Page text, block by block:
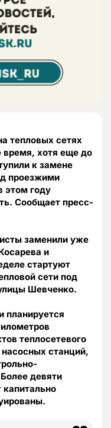
тепловых сетях
время, хотя еще до
к замене
проезжими
этом году
Сообщает пресс-
заменили уже
и
стартуют
сети под
Шевченко.
планируется
теплосетевого
станций,
девяти
капитально